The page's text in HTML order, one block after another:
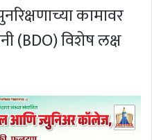
कामावर
(BDO) विशेष लक्ष